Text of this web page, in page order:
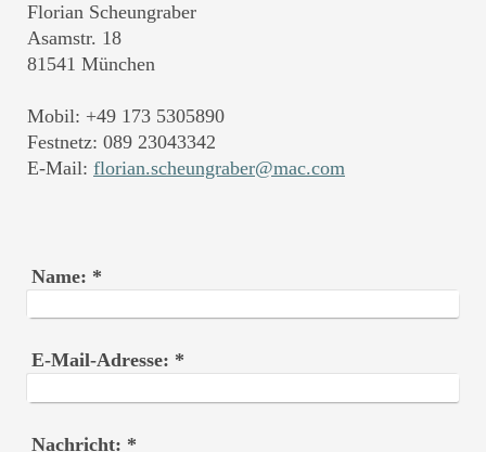
Florian Scheungraber
Asamstr. 18
81541 München
Mobil: +49 173 5305890
Festnetz: 089 23043342
E-Mail: florian.scheungraber@mac.com
Name: *
E-Mail-Adresse: *
Nachricht: *